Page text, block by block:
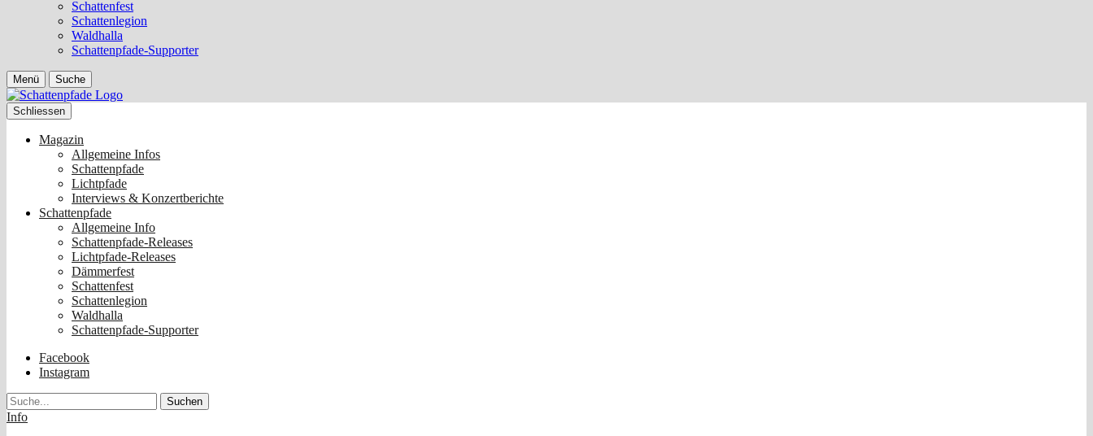
Schattenfest
Schattenlegion
Waldhalla
Schattenpfade-Supporter
Menü Suche
Schliessen
Magazin
Allgemeine Infos
Schattenpfade
Lichtpfade
Interviews & Konzertberichte
Schattenpfade
Allgemeine Info
Schattenpfade-Releases
Lichtpfade-Releases
Dämmerfest
Schattenfest
Schattenlegion
Waldhalla
Schattenpfade-Supporter
Facebook
Instagram
Suche
Info